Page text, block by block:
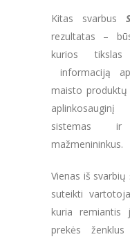
Kitas svarbus
rezultatas –
kurios
informaciją
maisto
sistemas ir
mažmenininkus.
Vienas iš
suteikti
kuria remiantis
prekės